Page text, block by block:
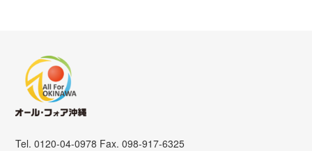
Tel. 0120-04-0978 Fax. 098-917-6325